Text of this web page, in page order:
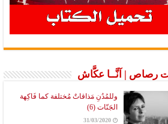
رصاص | آنَّــا عكَّاش
وللمُدُنِ مَذاقاتٌ مُختلفة كما فَاكِهة
الجَنّات (6)
31/03/2020